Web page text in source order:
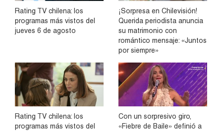
Rating TV chilena: los
programas más vistos del
jueves 6 de agosto
¡Sorpresa en Chilevisión!
Querida periodista anuncia
su matrimonio con
romántico mensaje: «Juntos
por siempre»
Rating TV chilena: los
programas más vistos del
Con un sorpresivo giro,
«Fiebre de Baile» definió a